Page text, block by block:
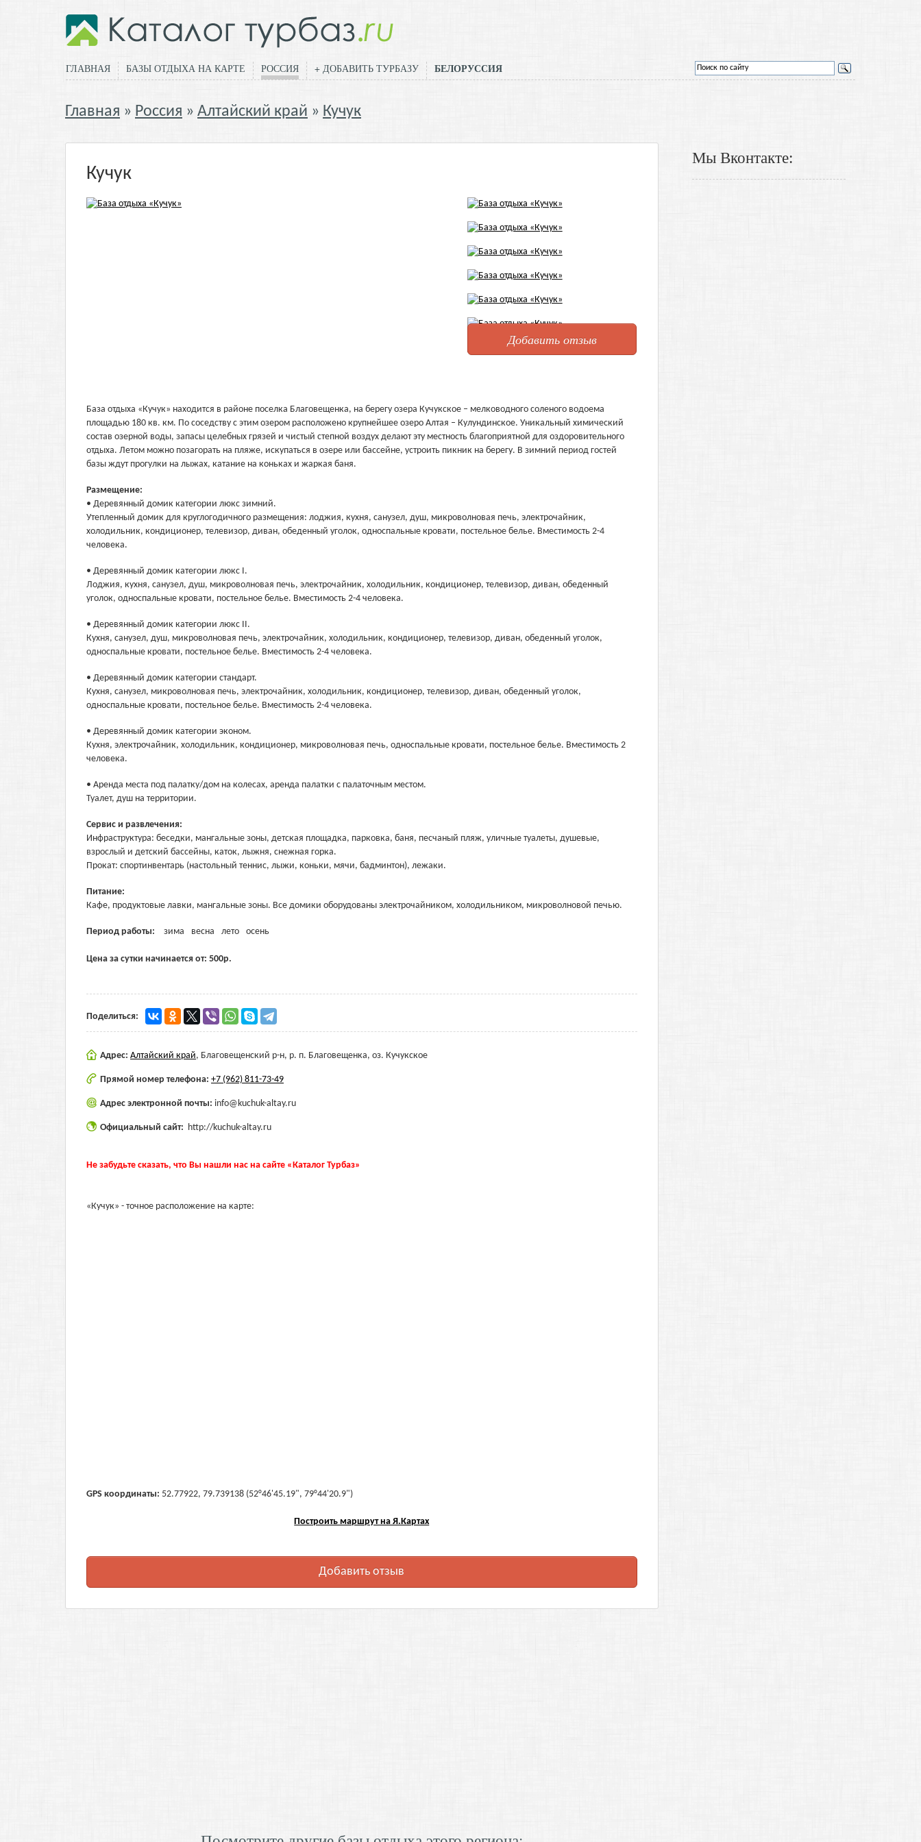
ГЛАВНАЯ БАЗЫ ОТДЫХА НА КАРТЕ РОССИЯ + ДОБАВИТЬ ТУРБАЗУ БЕЛОРУССИЯ
Главная Россия Алтайский край Кучук
Кучук
Добавить отзыв
База отдыха «Кучук» находится в районе поселка Благовещенка, на берегу озера Кучукское – мелководного соленого водоема
площадью 180 кв. км. По соседству с этим озером расположено крупнейшее озеро Алтая – Кулундинское. Уникальный химический
состав озерной воды, запасы целебных грязей и чистый степной воздух делают эту местность благоприятной для оздоровительного
отдыха. Летом можно позагорать на пляже, искупаться в озере или бассейне, устроить пикник на берегу. В зимний период гостей
базы ждут прогулки на лыжах, катание на коньках и жаркая баня.
Размещение:
• Деревянный домик категории люкс зимний.
Утепленный домик для круглогодичного размещения: лоджия, кухня, санузел, душ, микроволновая печь, электрочайник,
холодильник, кондиционер, телевизор, диван, обеденный уголок, односпальные кровати, постельное белье. Вместимость 2-4
человека.
• Деревянный домик категории люкс I.
Лоджия, кухня, санузел, душ, микроволновая печь, электрочайник, холодильник, кондиционер, телевизор, диван, обеденный
уголок, односпальные кровати, постельное белье. Вместимость 2-4 человека.
• Деревянный домик категории люкс II.
Кухня, санузел, душ, микроволновая печь, электрочайник, холодильник, кондиционер, телевизор, диван, обеденный уголок,
односпальные кровати, постельное белье. Вместимость 2-4 человека.
• Деревянный домик категории стандарт.
Кухня, санузел, микроволновая печь, электрочайник, холодильник, кондиционер, телевизор, диван, обеденный уголок,
односпальные кровати, постельное белье. Вместимость 2-4 человека.
• Деревянный домик категории эконом.
Кухня, электрочайник, холодильник, кондиционер, микроволновая печь, односпальные кровати, постельное белье. Вместимость 2
человека.
• Аренда места под палатку/дом на колесах, аренда палатки с палаточным местом.
Туалет, душ на территории.
Сервис и развлечения:
Инфраструктура: беседки, мангальные зоны, детская площадка, парковка, баня, песчаный пляж, уличные туалеты, душевые,
взрослый и детский бассейны, каток, лыжня, снежная горка.
Прокат: спортинвентарь (настольный теннис, лыжи, коньки, мячи, бадминтон), лежаки.
Питание:
Кафе, продуктовые лавки, мангальные зоны. Все домики оборудованы электрочайником, холодильником, микроволновой печью.
Период работы: зима весна лето осень
Цена за сутки начинается от: 500р.
Поделиться:
Адрес: Алтайский край, Благовещенский р-н, р. п. Благовещенка, оз. Кучукское
Прямой номер телефона: +7 (962) 811-73-49
Адрес электронной почты: info@kuchuk-altay.ru
Официальный сайт: http://kuchuk-altay.ru
Не забудьте сказать, что Вы нашли нас на сайте «Каталог Турбаз»
«Кучук» - точное расположение на карте:
GPS координаты: 52.77922, 79.739138 (52°46'45.19", 79°44'20.9")
Построить маршрут на Я.Картах
Добавить отзыв
Мы Вконтакте: